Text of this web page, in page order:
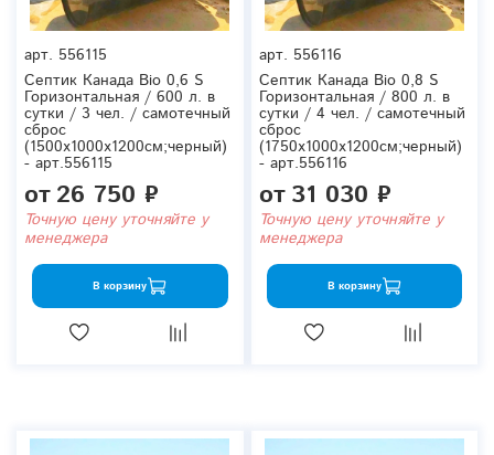
арт. 556115
Септик Канада Bio 0,6 S
Горизонтальная / 600 л. в
сутки / 3 чел. / самотечный
сброс
(1500x1000x1200см;черный)
- арт.556115
от26 750 ₽
Точную цену уточняйте у
менеджера
В корзину
арт. 556116
Септик Канада Bio 0,8 S
Горизонтальная / 800 л. в
сутки / 4 чел. / самотечный
сброс
(1750x1000x1200см;черный)
- арт.556116
от31 030 ₽
Точную цену уточняйте у
менеджера
В корзину